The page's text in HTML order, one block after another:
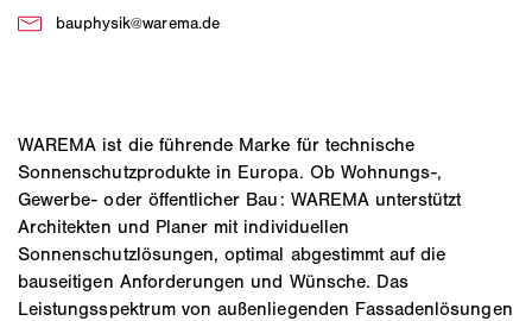
WAREMA ist die führende Marke für technische
Sonnenschutzprodukte in Europa. Ob Wohnungs-,
Gewerbe- oder öffentlicher Bau: WAREMA unterstützt
Architekten und Planer mit individuellen
Sonnenschutzlösungen, optimal abgestimmt auf die
bauseitigen Anforderungen und Wünsche. Das
Leistungsspektrum von außenliegenden Fassadenlösungen